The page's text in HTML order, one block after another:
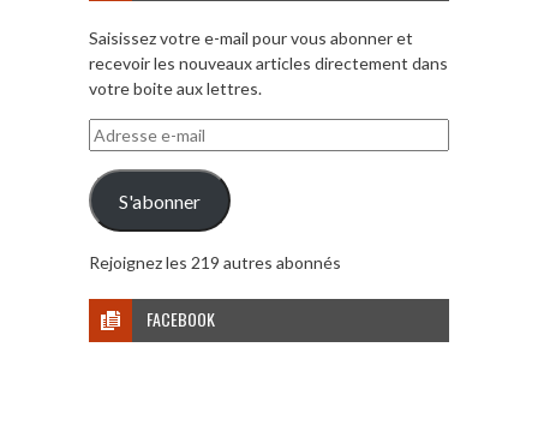
Saisissez votre e-mail pour vous abonner et
recevoir les nouveaux articles directement dans
votre boite aux lettres.
Adresse
e-
mail
S'abonner
Rejoignez les 219 autres abonnés
FACEBOOK